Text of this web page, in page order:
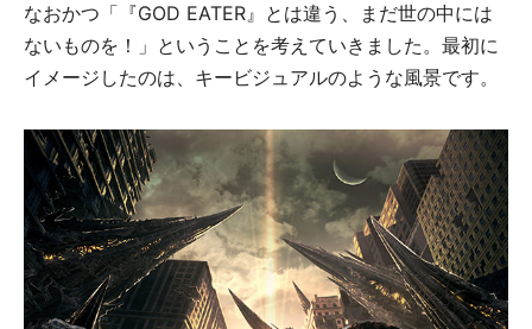
なおかつ「『GOD EATER』とは違う、まだ世の中には
ないものを！」ということを考えていきました。最初に
イメージしたのは、キービジュアルのような風景です。